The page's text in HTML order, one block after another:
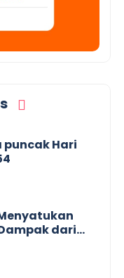
Hari
dari
Bengkulu